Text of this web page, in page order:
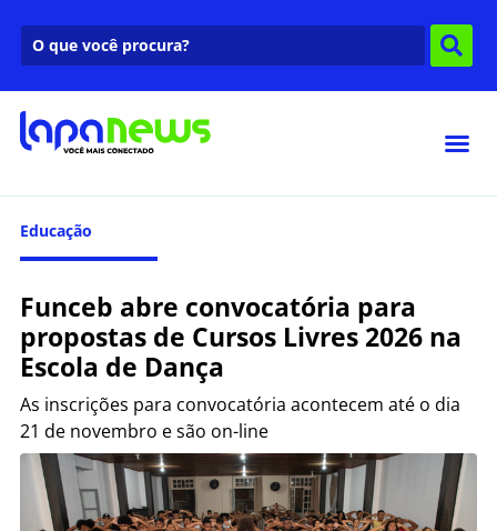
Educação
Funceb abre convocatória para
propostas de Cursos Livres 2026 na
Escola de Dança
As inscrições para convocatória acontecem até o dia
21 de novembro e são on-line